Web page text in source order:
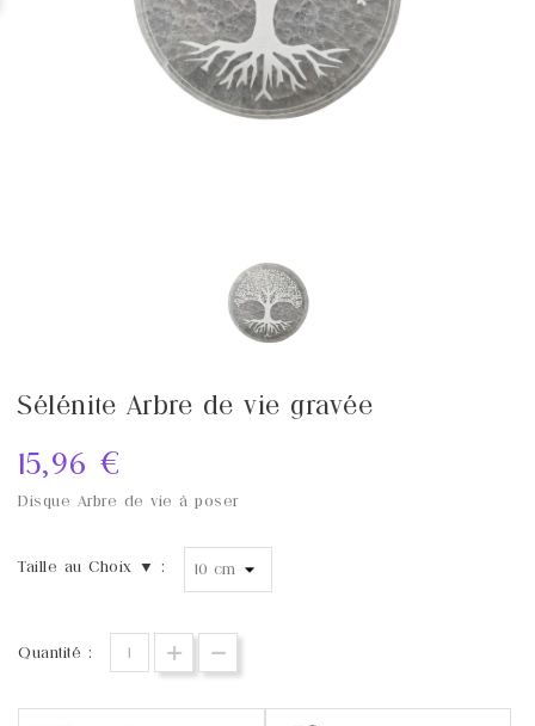
Sélénite Arbre de vie gravée
15,96 €
Disque Arbre de vie à poser
Taille au Choix ▼ :
Quantité :